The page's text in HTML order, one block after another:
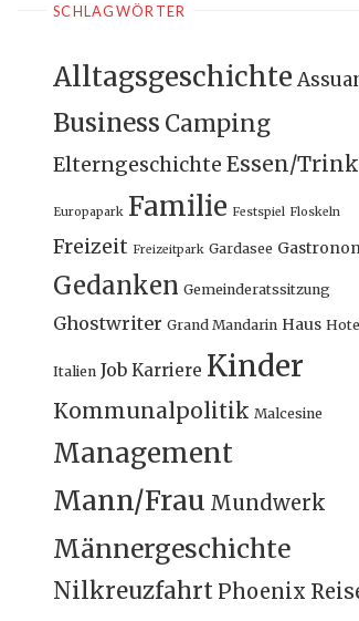
SCHLAGWÖRTER
Alltagsgeschichte
Business Camping
Elterngeschichte Essen/
Europapark Familie Festspiel Floskeln
Freizeit Freizeitpark Gardasee
Gedanken Gemeinderatssitzung
Ghostwriter Grand Mandarin Haus
Italien Job Karriere Kinder
Kommunalpolitik Malcesine
Management
Mann/Frau Mundwerk
Männergeschichte
Nilkreuzfahrt Phoenix